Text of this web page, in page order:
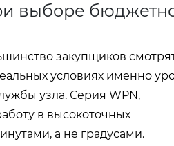
выборе
закупщиков
условиях именно
узла. Серия WPN,
в высокоточных
а не градусами.